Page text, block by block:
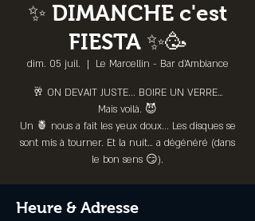
✨ DIMANCHE c'est
FIESTA ✨🥳
dim. 05 juil.
  |
Le Marcellin - Bar d’Ambiance
🥂 ON DEVAIT JUSTE... BOIRE UN VERRE…
Mais voilà. 😈
Un 🍍 nous a fait les yeux doux... Les disques se
sont mis à tourner. Et la nuit… a dégénéré (dans
le bon sens 😏).
Heure & Adresse